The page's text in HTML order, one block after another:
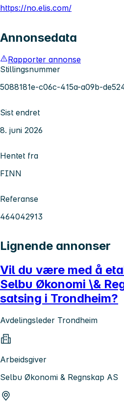
https://no.elis.com/
Annonsedata
Rapporter annonse
Stillingsnummer
5088181e-c06c-415a-a09b-
Sist endret
8. juni 2026
Hentet fra
FINN
Referanse
464042913
Lignende annonser
Vil du være med å
Selbu Økonomi \&
satsing i Trondheim?
Avdelingsleder Trondheim
Arbeidsgiver
Selbu Økonomi & Regnskap AS